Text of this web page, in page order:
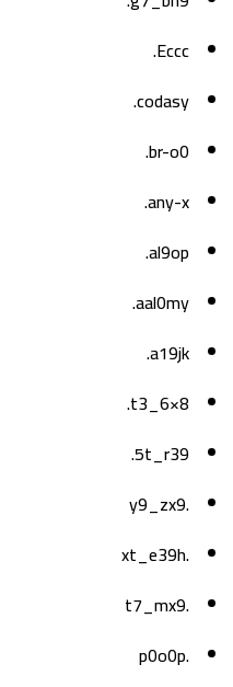
Eccc.
codasy.
br-o0.
any-x.
al9op.
aal0my.
a19jk.
8×t3_6.
5t_r39.
.y9_zx9
.xt_e39h
.t7_mx9
.p0o0p